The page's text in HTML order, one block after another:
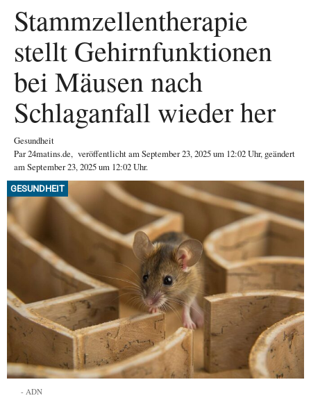
Stammzellentherapie
stellt Gehirnfunktionen
bei Mäusen nach
Schlaganfall wieder her
Gesundheit
Par24matins.de, veröffentlicht amSeptember 23, 2025um 12:02 Uhr, geändert
am September 23, 2025 um 12:02 Uhr.
GESUNDHEIT
ADN